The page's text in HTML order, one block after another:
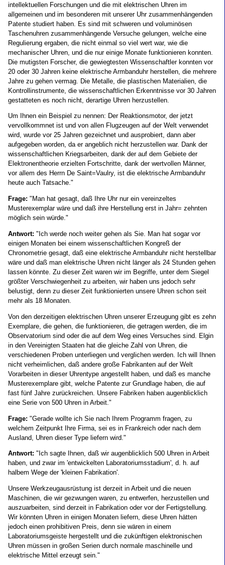
intellektuellen Forschungen und die mit elektrischen Uhren im
allgemeinen und im besonderen mit unserer Uhr zusammenhängenden
Patente studiert haben. Es sind mit schweren und voluminösen
Taschenuhren zusammenhängende Versuche gelungen, welche eine
Regulierung ergaben, die nicht einmal so viel wert war, wie die
mechanischer Uhren, und die nur einige Monate funktionieren konnten.
Die mutigsten Forscher, die gewiegtesten Wissenschaftler konnten vor
20 oder 30 Jahren keine elektrische Armbanduhr herstellen, die mehrere
Jahre zu gehen vermag. Die Metalle, die plastischen Materialien, die
Kontrollinstrumente, die wissenschaftlichen Erkenntnisse vor 30 Jahren
gestatteten es noch nicht, derartige Uhren herzustellen.
Um Ihnen ein Beispiel zu nennen: Der Reaktionsmotor, der jetzt
vervollkommnet ist und von allen Flugzeugen auf der Welt verwendet
wird, wurde vor 25 Jahren gezeichnet und ausprobiert, dann aber
aufgegeben worden, da er angeblich nicht herzustellen war. Dank der
wissenschaftlichen Kriegsarbeiten, dank der auf dem Gebiete der
Elektronentheorie erzielten Fortschritte, dank der wertvollen Männer,
vor allem des Herrn De Saint=Vaulry, ist die elektrische Armbanduhr
heute auch Tatsache."
Frage: "Man hat gesagt, daß Ihre Uhr nur ein vereinzeltes
Musterexemplar wäre und daß ihre Herstellung erst in Jahr= zehnten
möglich sein würde."
Antwort: "Ich werde noch weiter gehen als Sie. Man hat sogar vor
einigen Monaten bei einem wissenschaftlichen Kongreß der
Chronometrie gesagt, daß eine elektrische Armbanduhr nicht herstellbar
wäre und daß man elektrische Uhren nicht länger als 24 Stunden gehen
lassen könnte. Zu dieser Zeit waren wir im Begriffe, unter dem Siegel
größter Verschwiegenheit zu arbeiten, wir haben uns jedoch sehr
belustigt, denn zu dieser Zeit funktionierten unsere Uhren schon seit
mehr als 18 Monaten.
Von den derzeitigen elektrischen Uhren unserer Erzeugung gibt es zehn
Exemplare, die gehen, die funktionieren, die getragen werden, die im
Observatorium sind oder die auf dem Weg eines Versuches sind. Elgin
in den Vereinigten Staaten hat die gleiche Zahl von Uhren, die
verschiedenen Proben unterliegen und verglichen werden. Ich will Ihnen
nicht verheimlichen, daß andere große Fabrikanten auf der Welt
Vorarbeiten in dieser Uhrentype angestellt haben, und daß es manche
Musterexemplare gibt, welche Patente zur Grundlage haben, die auf
fast fünf Jahre zurückreichen. Unsere Fabriken haben augenblicklich
eine Serie von 500 Uhren in Arbeit."
Frage: "Gerade wollte ich Sie nach Ihrem Programm fragen, zu
welchem Zeitpunkt Ihre Firma, sei es in Frankreich oder nach dem
Ausland, Uhren dieser Type liefern wird."
Antwort: "Ich sagte Ihnen, daß wir augenblicklich 500 Uhren in Arbeit
haben, und zwar im 'entwickelten Laboratoriumsstadium', d. h. auf
halbem Wege der 'kleinen Fabrikation'.
Unsere Werkzeugausrüstung ist derzeit in Arbeit und die neuen
Maschinen, die wir gezwungen waren, zu entwerfen, herzustellen und
auszuarbeiten, sind derzeit in Fabrikation oder vor der Fertigstellung.
Wir könnten Uhren in einigen Monaten liefern, diese Uhren hätten
jedoch einen prohibitiven Preis, denn sie wären in einem
Laboratoriumsgeiste hergestellt und die zukünftigen elektronischen
Uhren müssen in großen Serien durch normale maschinelle und
elektrische Mittel erzeugt sein."